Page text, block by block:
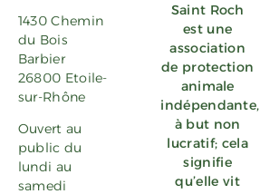
1430 Chemin
du Bois
Barbier
26800 Etoile-
sur-Rhône
Ouvert au
public du
lundi au
samedi
Saint Roch
est une
association
de protection
animale
indépendante,
à but non
lucratif; cela
signifie
qu’elle vit